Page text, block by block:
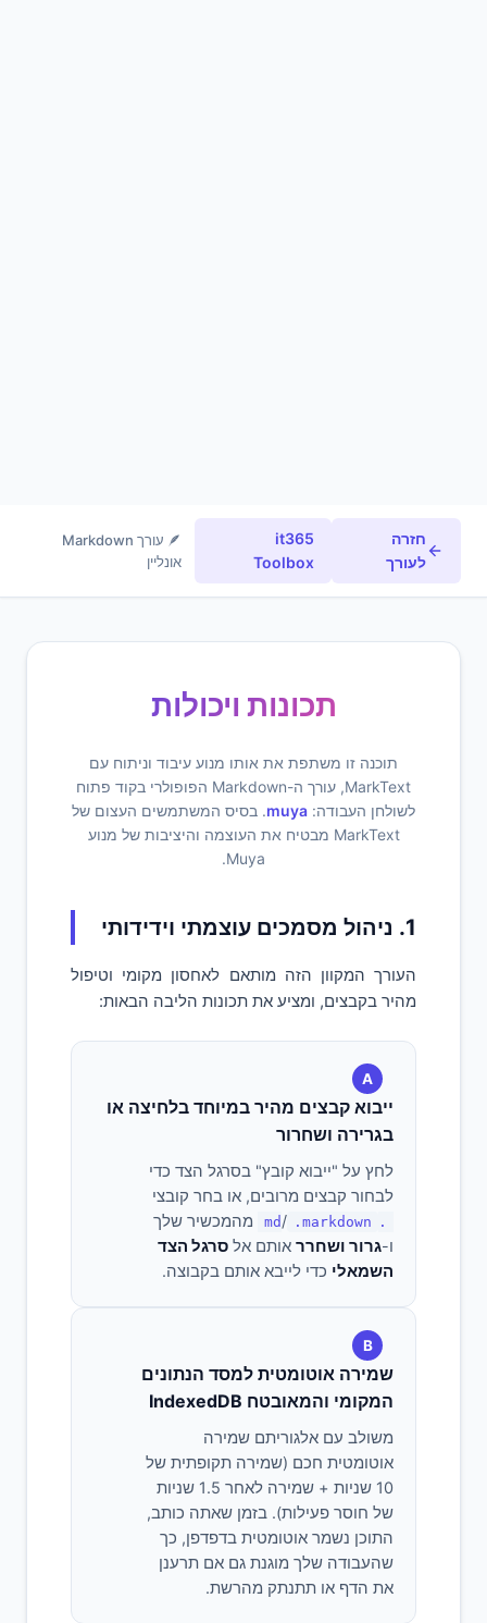
חזרה
לעורך
it365
Toolbox
🪶 עורך Markdown
אונליין
תכונות ויכולות
תוכנה זו משתפת את אותו מנוע עיבוד וניתוח עם
MarkText, עורך ה-Markdown הפופולרי בקוד פתוח
לשולחן העבודה: muya. בסיס המשתמשים העצום של
MarkText מבטיח את העוצמה והיציבות של מנוע
Muya.
1. ניהול מסמכים עוצמתי וידידותי
העורך המקוון הזה מותאם לאחסון מקומי וטיפול
מהיר בקבצים, ומציע את תכונות הליבה הבאות:
A
ייבוא קבצים מהיר במיוחד בלחיצה או
בגרירה ושחרור
לחץ על "ייבוא קובץ" בסרגל הצד כדי
לבחור קבצים מרובים, או בחר קובצי
.md
/ .markdown
מהמכשיר שלך
ו-גרור ושחרר אותם אל סרגל הצד
השמאלי כדי לייבא אותם בקבוצה.
B
שמירה אוטומטית למסד הנתונים
המקומי והמאובטח IndexedDB
משולב עם אלגוריתם שמירה
אוטומטית חכם (שמירה תקופתית של
10 שניות + שמירה לאחר 1.5 שניות
של חוסר פעילות). בזמן שאתה כותב,
התוכן נשמר אוטומטית בדפדפן, כך
שהעבודה שלך מוגנת גם אם תרענן
את הדף או תתנתק מהרשת.